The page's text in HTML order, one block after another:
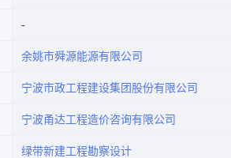
设计中标候选人公
余姚市舜源能源有限公司
宁波市政工程建设集团股份有限公司
宁波甬达工程造价咨询有限公司
绿带新建工程勘察设计